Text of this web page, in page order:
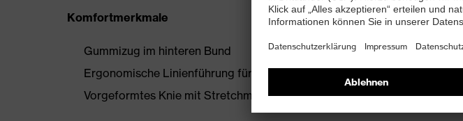
Komfortmerkmale
Gummizug im hinteren Bund
Ergonomische Linienführung für mehr Bewegungsfreiheit
Vorgeformtes Knie mit Stretchmaterial